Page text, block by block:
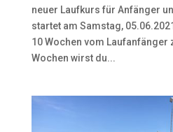
neuer Laufkurs für Anfänger
startet am Samstag,
10 Wochen vom Laufanfänger
Wochen wirst du...